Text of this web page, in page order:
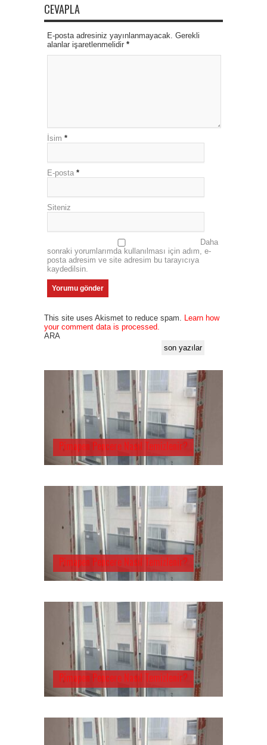
CEVAPLA
E-posta adresiniz yayınlanmayacak. Gerekli
alanlar işaretlenmelidir *
İsim *
E-posta *
Siteniz
Daha
sonraki yorumlarımda kullanılması için adım, e-
posta adresim ve site adresim bu tarayıcıya
kaydedilsin.
This site uses Akismet to reduce spam. Learn how
your comment data is processed.
ARA
son yazılar
Pimapen Pencere Nasıl Temizlenir?
Pimapen Pencere Nasıl Temizlenir?
Pimapen Pencere Nasıl Temizlenir?